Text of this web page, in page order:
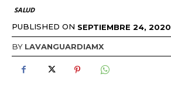
SALUD
PUBLISHED ON SEPTIEMBRE 24, 2020
BY LAVANGUARDIAMX